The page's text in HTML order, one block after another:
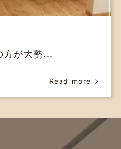
方が大勢...
Read more